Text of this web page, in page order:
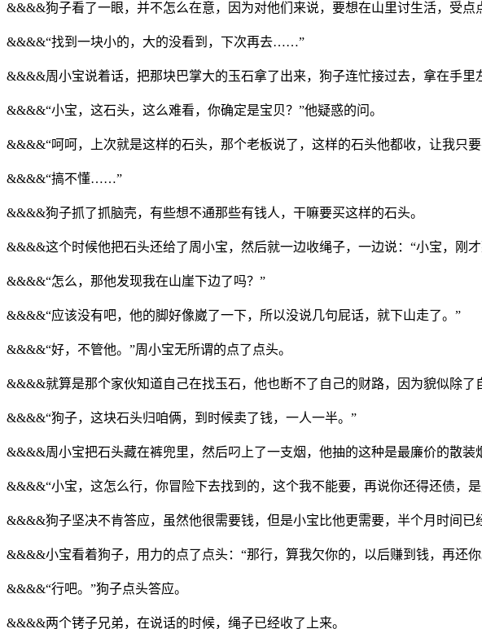
&&&&狗子看了一眼，并不怎么在意，因为对他们来说，要想在山里讨生活，受点
&&&&“找到一块小的，大的没看到，下次再去……”
&&&&周小宝说着话，把那块巴掌大的玉石拿了出来，狗子连忙接过去，拿在手里
&&&&“小宝，这石头，这么难看，你确定是宝贝？”他疑惑的问。
&&&&“呵呵，上次就是这样的石头，那个老板说了，这样的石头他都收，让我只
&&&&“搞不懂……”
&&&&狗子抓了抓脑壳，有些想不通那些有钱人，干嘛要买这样的石头。
&&&&这个时候他把石头还给了周小宝，然后就一边收绳子，一边说：“小宝，刚
&&&&“怎么，那他发现我在山崖下边了吗？”
&&&&“应该没有吧，他的脚好像崴了一下，所以没说几句屁话，就下山走了。”
&&&&“好，不管他。”周小宝无所谓的点了点头。
&&&&就算是那个家伙知道自己在找玉石，他也断不了自己的财路，因为貌似除了
&&&&“狗子，这块石头归咱俩，到时候卖了钱，一人一半。”
&&&&周小宝把石头藏在裤兜里，然后叼上了一支烟，他抽的这种是最廉价的散装
&&&&“小宝，这怎么行，你冒险下去找到的，这个我不能要，再说你还得还债
&&&&狗子坚决不肯答应，虽然他很需要钱，但是小宝比他更需要，半个月时间
&&&&小宝看着狗子，用力的点了点头：“那行，算我欠你的，以后赚到钱，再还
&&&&“行吧。”狗子点头答应。
&&&&两个铐子兄弟，在说话的时候，绳子已经收了上来。